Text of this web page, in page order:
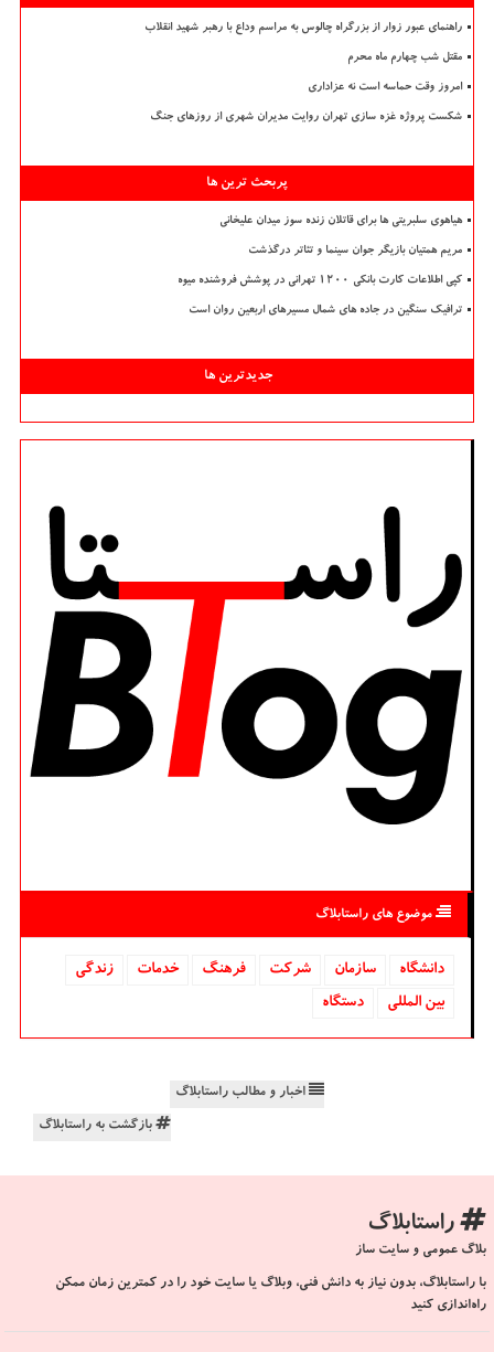
راهنمای عبور زوار از بزرگراه چالوس به مراسم وداع با رهبر شهید انقلاب
مقتل شب چهارم ماه محرم
امروز وقت حماسه است نه عزاداری
شکست پروژه غزه سازی تهران روایت مدیران شهری از روزهای جنگ
پربحث ترین ها
هیاهوی سلبریتی ها برای قاتلان زنده سوز میدان علیخانی
مریم همتیان بازیگر جوان سینما و تئاتر درگذشت
کپی اطلاعات کارت بانکی ۱۲۰۰ تهرانی در پوشش فروشنده میوه
ترافیک سنگین در جاده های شمال مسیرهای اربعین روان است
جدیدترین ها
موضوع های راستابلاگ
دانشگاه‌ سازمان شركت فرهنگ خدمات
زندگی
بین المللی
دستگاه
اخبار و مطالب راستابلاگ
بازگشت به راستابلاگ
راستابلاگ
بلاگ عمومی و سایت ساز
با راستابلاگ، بدون نیاز به دانش فنی، وبلاگ یا سایت خود را در کمترین زمان ممکن
راه‌اندازی کنید